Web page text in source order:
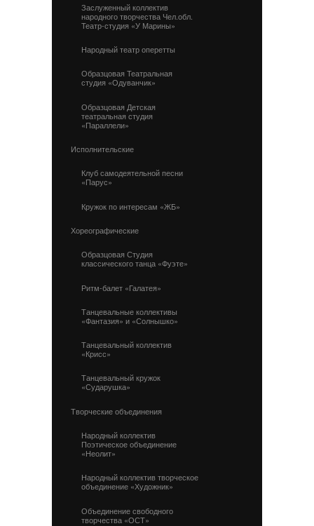
Заслуженный коллектив
народного творчества Чел.обл.
Театр-студия «У Марины»
Народный театр оперетты
Образцовая Театральная
студия «Одуванчик»
Образцовая Детская
театральная студия
«Параллели»
Исполнительские
Клуб самодеятельной песни
«Парус»
Кружок по интересам «ЖБ»
Хореографические
Образцовая Студия
классического танца «Фуэте»
Ритм-балет «Галатея»
Танцевальные коллективы
«Фантазия» и «Солнышко»
Танцевальный коллектив
«Крисс»
Танцевальный кружок
«Сударушка»
Творческие объединения
Народный коллектив
Поэтическое объединение
«Неолит»
Народный коллектив творческое
объединение «Художник»
Объединение свободного
творчества «ОСТ»